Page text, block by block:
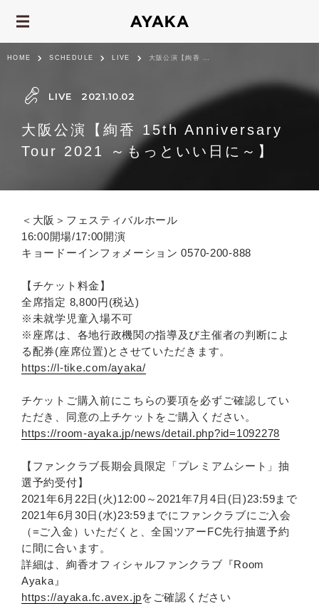
HOME SCHEDULE LIVE 大阪公演【絢香 15th Anniversary Tour 2021 ～もっといい日に～】
LIVE 2021.10.02
大阪公演【絢香 15th Anniversary
Tour 2021 ～もっといい日に～】
＜大阪＞フェスティバルホール
16:00開場/17:00開演
キョードーインフォメーション 0570-200-888
【チケット料金】
全席指定 8,800円(税込)
※未就学児童入場不可
※座席は、各地行政機関の指導及び主催者の判断によ
る配券(座席位置)とさせていただきます。
https://l-tike.com/ayaka/
チケットご購入前にこちらの要項を必ずご確認してい
ただき、同意の上チケットをご購入ください。
https://room-ayaka.jp/news/detail.php?id=1092278
【ファンクラブ長期会員限定「プレミアムシート」抽
選予約受付】
2021年6月22日(火)12:00～2021年7月4日(日)23:59まで
2021年6月30日(水)23:59までにファンクラブにご入会
（=ご入金）いただくと、全国ツアーFC先行抽選予約
に間に合います。
詳細は、絢香オフィシャルファンクラブ『Room
Ayaka』
https://ayaka.fc.avex.jpをご確認ください